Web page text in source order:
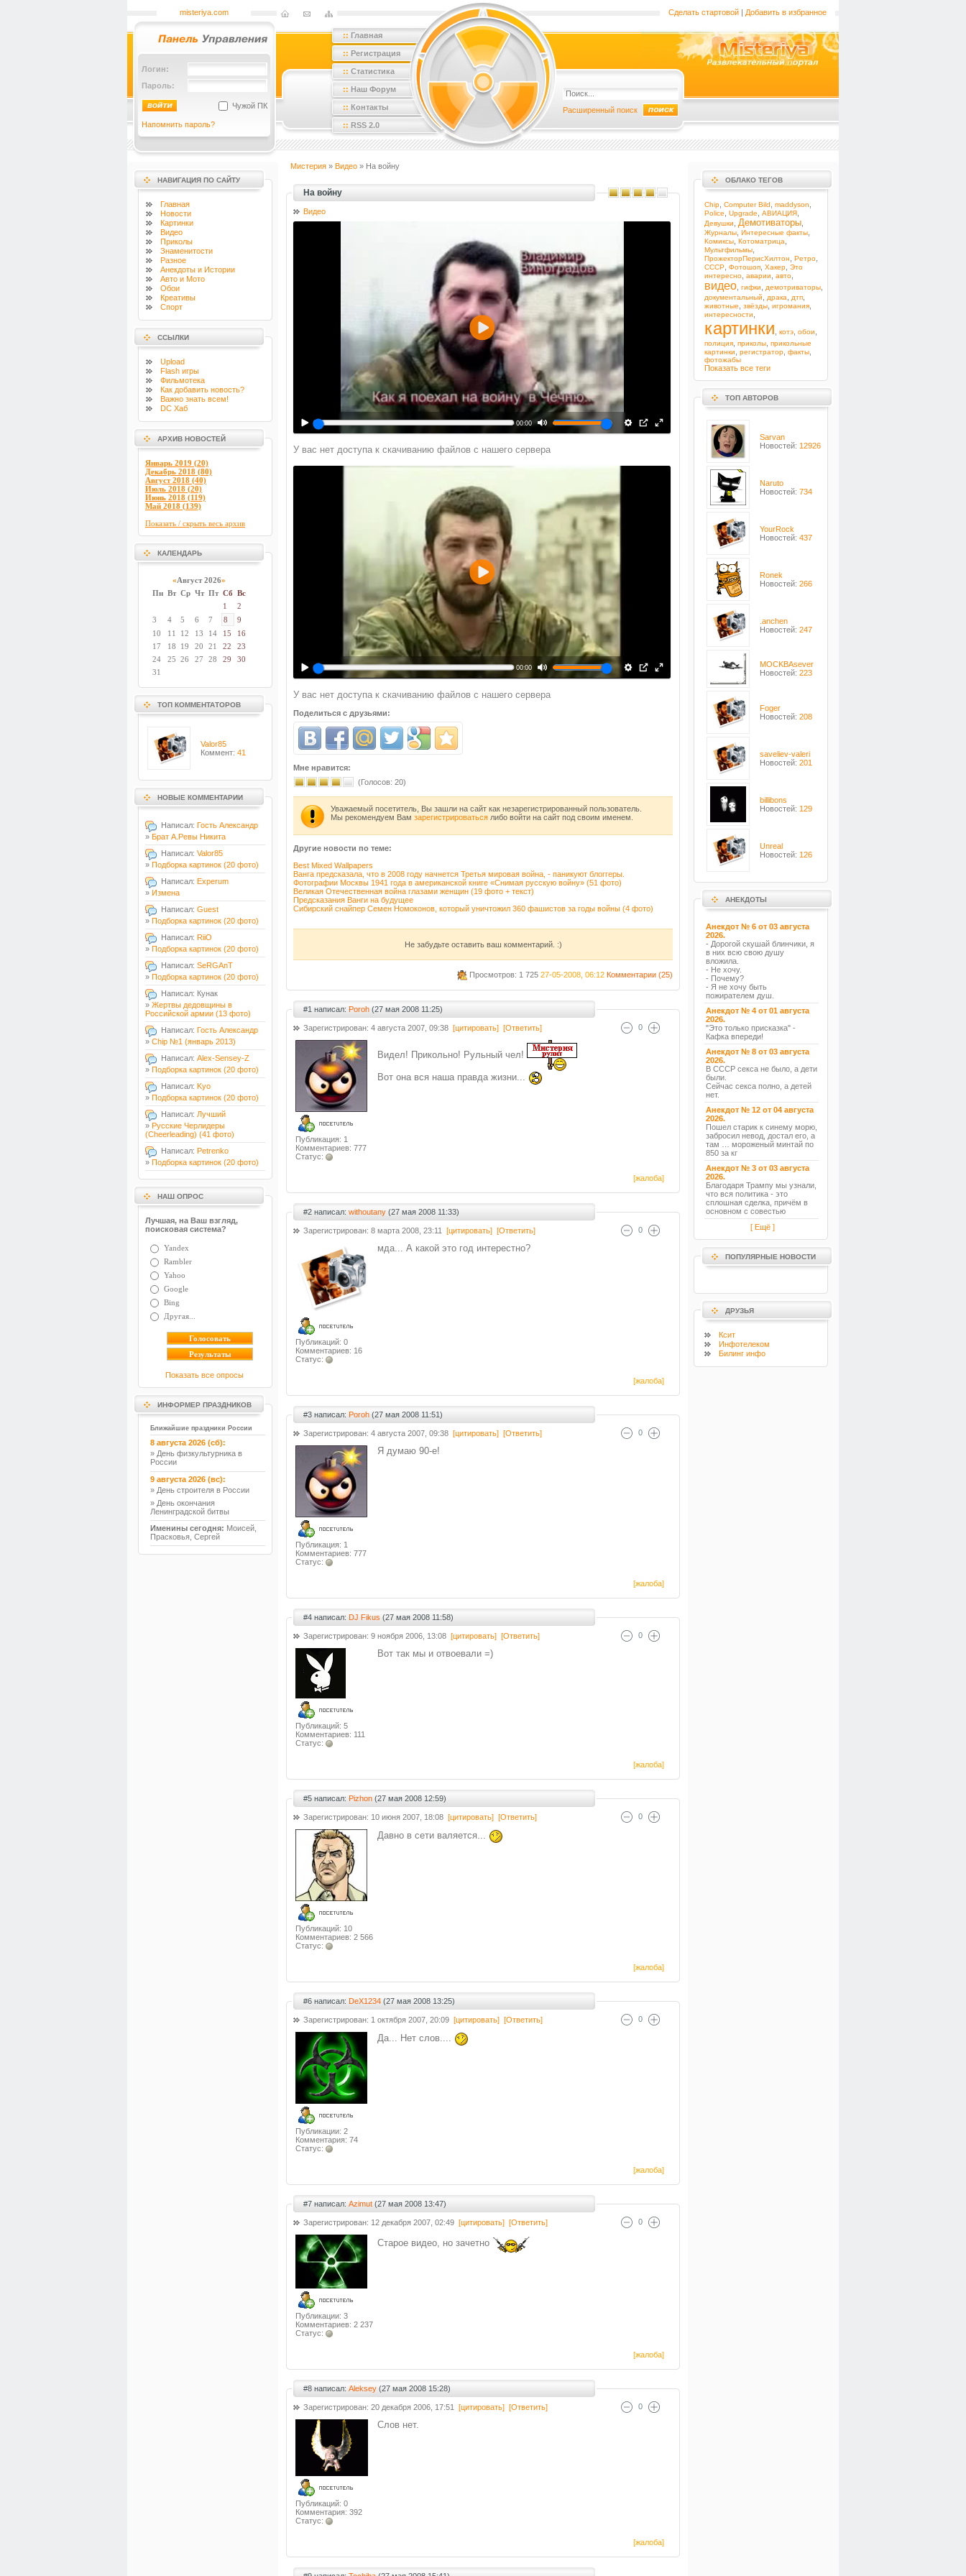
misteriya.com Сделать стартовой | Добавить в избранное
Логин:
Пароль:
Чужой ПК
Напомнить пароль?
:: Главная
:: Регистрация
:: Статистика
:: Наш Форум
:: Контакты
:: RSS 2.0
Расширенный поиск
НАВИГАЦИЯ ПО САЙТУ
Главная
Новости
Картинки
Видео
Приколы
Знаменитости
Разное
Анекдоты и Истории
Авто и Мото
Обои
Креативы
Спорт
ССЫЛКИ
Upload
Flash игры
Фильмотека
Как добавить новость?
Важно знать всем!
DC Хаб
АРХИВ НОВОСТЕЙ
Январь 2019 (20)
Декабрь 2018 (80)
Август 2018 (40)
Июль 2018 (20)
Июнь 2018 (119)
Май 2018 (139)
Показать / скрыть весь архив
КАЛЕНДАРЬ
«Август 2026»
Пн Вт Ср Чт Пт Сб Вс
1
2
3
4 5 6 7 8
9
10
11 12 13 14 15
16
17
18 19 20 21 22
23
24
25 26 27 28 29
30
31
ТОП КОММЕНТАТОРОВ
Valor85
Коммент: 41
НОВЫЕ КОММЕНТАРИИ
Написал: Гость Александр
» Брат А.Ревы Никита
Написал: Valor85
» Подборка картинок (20 фото)
Написал: Experum
» Измена
Написал: Guest
» Подборка картинок (20 фото)
Написал: RiiO
» Подборка картинок (20 фото)
Написал: SeRGAnT
» Подборка картинок (20 фото)
Написал: Кунак
» Жертвы дедовщины в
Российской армии (13 фото)
Написал: Гость Александр
» Chip №1 (январь 2013)
Написал: Alex-Sensey-Z
» Подборка картинок (20 фото)
Написал: Kyo
» Подборка картинок (20 фото)
Написал: Лучший
» Русские Черлидеры
(Cheerleading) (41 фото)
Написал: Petrenko
» Подборка картинок (20 фото)
НАШ ОПРОС
Лучшая, на Ваш взгляд,
поисковая система?
Yandex
Rambler
Yahoo
Google
Bing
Другая...
Показать все опросы
ИНФОРМЕР ПРАЗДНИКОВ
Ближайшие праздники России
8 августа 2026 (сб):
» День физкультурника в
России
9 августа 2026 (вс):
» День строителя в России
» День окончания
Ленинградской битвы
Именины сегодня: Моисей,
Прасковья, Сергей
Мистерия » Видео » На войну
На войну
Видео
00:00
Воспроизвести
У вас нет доступа к скачиванию файлов с нашего сервера
00:00
Воспроизвести
У вас нет доступа к скачиванию файлов с нашего сервера
Поделиться с друзьями:
Мне нравится:
(Голосов: 20)
Уважаемый посетитель, Вы зашли на сайт как незарегистрированный пользователь.
Мы рекомендуем Вам зарегистрироваться либо войти на сайт под своим именем.
Другие новости по теме:
Best Mixed Wallpapers
Ванга предсказала, что в 2008 году начнется Третья мировая война, - паникуют блоггеры.
Фотографии Москвы 1941 года в американской книге «Снимая русскую войну» (51 фото)
Великая Отечественная война глазами женщин (19 фото + текст)
Предсказания Ванги на будущее
Сибирский снайпер Семен Номоконов, который уничтожил 360 фашистов за годы войны (4 фото)
Не забудьте оставить ваш комментарий. :)
Просмотров: 1 725 27-05-2008, 06:12 Комментарии (25)
#1 написал: Poroh (27 мая 2008 11:25)
Зарегистрирован: 4 августа 2007, 09:38 [цитировать] [Ответить] 0
Публикация: 1
Комментариев: 777
Статус:
Видел! Прикольно! Рульный чел!
Вот она вся наша правда жизни...
[жалоба]
#2 написал: withoutany (27 мая 2008 11:33)
Зарегистрирован: 8 марта 2008, 23:11 [цитировать] [Ответить] 0
Публикаций: 0
Комментариев: 16
Статус:
мда... А какой это год интерестно?
[жалоба]
#3 написал: Poroh (27 мая 2008 11:51)
Зарегистрирован: 4 августа 2007, 09:38 [цитировать] [Ответить] 0
Публикация: 1
Комментариев: 777
Статус:
Я думаю 90-е!
[жалоба]
#4 написал: DJ Fikus (27 мая 2008 11:58)
Зарегистрирован: 9 ноября 2006, 13:08 [цитировать] [Ответить] 0
Публикаций: 5
Комментариев: 111
Статус:
Вот так мы и отвоевали =)
[жалоба]
#5 написал: Pizhon (27 мая 2008 12:59)
Зарегистрирован: 10 июня 2007, 18:08 [цитировать] [Ответить] 0
Публикаций: 10
Комментариев: 2 566
Статус:
Давно в сети валяется...
[жалоба]
#6 написал: DeX1234 (27 мая 2008 13:25)
Зарегистрирован: 1 октября 2007, 20:09 [цитировать] [Ответить] 0
Публикации: 2
Комментария: 74
Статус:
Да... Нет слов....
[жалоба]
#7 написал: Azimut (27 мая 2008 13:47)
Зарегистрирован: 12 декабря 2007, 02:49 [цитировать] [Ответить] 0
Публикации: 3
Комментариев: 2 237
Статус:
Старое видео, но зачетно
[жалоба]
#8 написал: Aleksey (27 мая 2008 15:28)
Зарегистрирован: 20 декабря 2006, 17:51 [цитировать] [Ответить] 0
Публикаций: 0
Комментария: 392
Статус:
Слов нет.
[жалоба]
ОБЛАКО ТЕГОВ
Chip Computer Bild maddyson
Police Upgrade АВИАЦИЯ
Девушки Демотиваторы
Журналы Интересные факты
Комиксы Котоматрица
Мультфильмы
ПрожекторПерисХилтон Ретро
СССР Фотошоп Хакер Это
интересно аварии авто
видео гифки демотриваторы
документальный драка дтп
животные звёзды игромания
интересности
картинки котэ обои
полиция приколы прикольные
картинки
регистратор факты
фотожабы
Показать все теги
ТОП АВТОРОВ
Sarvan
Новостей: 12926
Naruto
Новостей: 734
YourRock
Новостей: 437
Ronek
Новостей: 266
.anchen
Новостей: 247
MOCKBAsever
Новостей: 223
Foger
Новостей: 208
saveliev-valeri
Новостей: 201
billibons
Новостей: 129
Unreal
Новостей: 126
АНЕКДОТЫ
Анекдот № 6 от 03 августа
2026.
- Дорогой скушай блинчики, я
в них всю свою душу
вложила.
- Не хочу.
- Почему?
- Я не хочу быть
пожирателем душ.
Анекдот № 4 от 01 августа
2026.
"Это только присказка" -
Кафка впереди!
Анекдот № 8 от 03 августа
2026.
В СССР секса не было, а дети
были.
Сейчас секса полно, а детей
нет.
Анекдот № 12 от 04 августа
2026.
Пошел старик к синему морю,
забросил невод, достал его, а
там … мороженый минтай по
850 за кг
Анекдот № 3 от 03 августа
2026.
Благодаря Трампу мы узнали,
что вся политика - это
сплошная сделка, причём в
основном с совестью
[ Ещё ]
ПОПУЛЯРНЫЕ НОВОСТИ
ДРУЗЬЯ
Ксит
Инфотелеком
Билинг инфо